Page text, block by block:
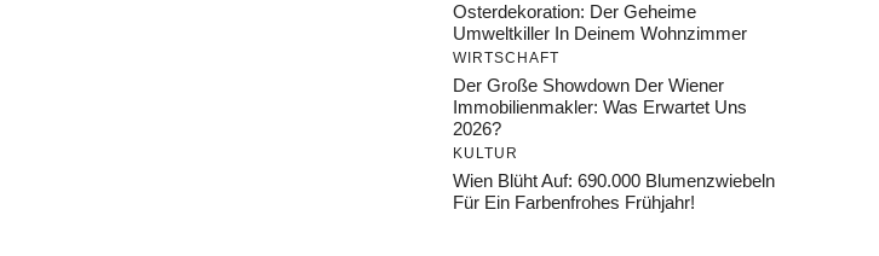
Osterdekoration: Der Geheime
Umweltkiller In Deinem Wohnzimmer
WIRTSCHAFT
Der Große Showdown Der Wiener
Immobilienmakler: Was Erwartet Uns
2026?
KULTUR
Wien Blüht Auf: 690.000 Blumenzwiebeln
Für Ein Farbenfrohes Frühjahr!